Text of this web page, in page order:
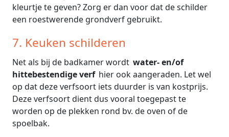
kleurtje te geven? Zorg er dan voor dat de schilder
een roestwerende grondverf gebruikt.
7. Keuken schilderen
Net als bij de badkamer wordt water- en/of
hittebestendige verf hier ook aangeraden. Let wel
op dat deze verfsoort iets duurder is van kostprijs.
Deze verfsoort dient dus vooral toegepast te
worden op de plekken rond bv. de oven of de
spoelbak.